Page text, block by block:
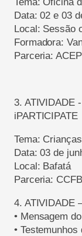
Data: 02 e 03
Local: Sessão
Formadora:
Parceria:
3. ATIVIDADE-
iPARTICIPATE
Tema:
Data: 03 de
Local: Bafatá
Parceria:
4. ATIVIDADE
• Mensagem
• Testemunhos